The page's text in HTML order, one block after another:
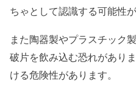
ちゃとして認識する可能性が
また陶器製やプラスチック
破片を飲み込む恐れがあり
ける危険性があります。